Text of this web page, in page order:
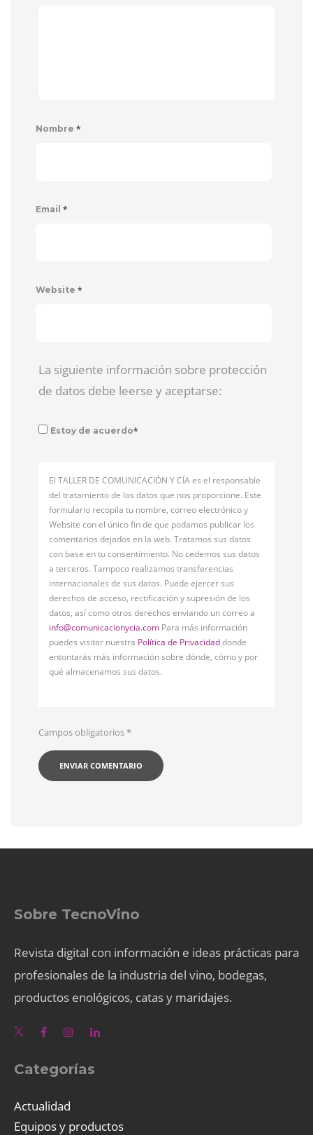
Nombre *
Email *
Website *
La siguiente información sobre protección
de datos debe leerse y aceptarse:
Estoy de acuerdo*
El TALLER DE COMUNICACIÓN Y CÍA es el responsable
del tratamiento de los datos que nos proporcione. Este
formulario recopila tu nombre, correo electrónico y
Website con el único fin de que podamos publicar los
comentarios dejados en la web. Tratamos sus datos
con base en tu consentimiento. No cedemos sus datos
a terceros. Tampoco realizamos transferencias
internacionales de sus datos. Puede ejercer sus
derechos de acceso, rectificación y supresión de los
datos, así como otros derechos enviando un correo a
info@comunicacionycia.com Para más información
puedes visitar nuestra Política de Privacidaddonde
entontarás más información sobre dónde, cómo y por
qué almacenamos sus datos.
Campos obligatorios*
Sobre TecnoVino
Revista digital con información e ideas prácticas para
profesionales de la industria del vino, bodegas,
productos enológicos, catas y maridajes.
Categorías
Actualidad
Equipos y productos